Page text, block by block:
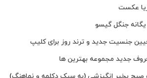
عکست
جنگل گیسو
جنسیت جدید و ترند روز برای کلیپ
جدید مجموعه بهترین ها